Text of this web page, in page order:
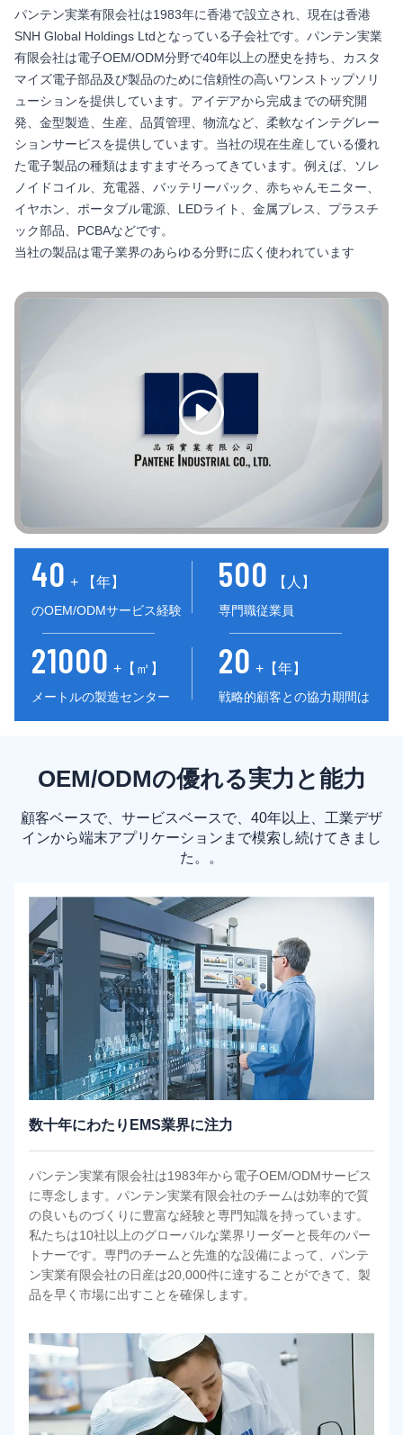
パンテン実業有限会社は1983年に香港で設立され、現在は香港
SNH Global Holdings Ltdとなっている子会社です。パンテン実業
有限会社は電子OEM/ODM分野で40年以上の歴史を持ち、カスタ
マイズ電子部品及び製品のために信頼性の高いワンストップソリ
ューションを提供しています。アイデアから完成までの研究開
発、金型製造、生産、品質管理、物流など、柔軟なインテグレー
ションサービスを提供しています。当社の現在生産している優れ
た電子製品の種類はますますそろってきています。例えば、ソレ
ノイドコイル、充電器、バッテリーパック、赤ちゃんモニター、
イヤホン、ポータブル電源、LEDライト、金属プレス、プラスチ
ック部品、PCBAなどです。
当社の製品は電子業界のあらゆる分野に広く使われています
40 + 【年】
のOEM/ODMサービス経験
500 【人】
専門職従業員
21000 +【㎡】
メートルの製造センター
20 +【年】
戦略的顧客との協力期間は
OEM/ODMの優れる実力と能力
顧客ベースで、サービスベースで、40年以上、工業デザ
インから端末アプリケーションまで模索し続けてきまし
た。。
数十年にわたりEMS業界に注力
パンテン実業有限会社は1983年から電子OEM/ODMサービス
に専念します。パンテン実業有限会社のチームは効率的で質
の良いものづくりに豊富な経験と専門知識を持っています。
私たちは10社以上のグローバルな業界リーダーと長年のパー
トナーです。専門のチームと先進的な設備によって、パンテ
ン実業有限会社の日産は20,000件に達することができて、製
品を早く市場に出すことを確保します。